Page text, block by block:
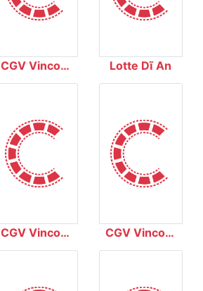
CGV Vincom
Royal City
Lotte Dĩ An
CGV Vincom
Đồng Khởi
CGV Vincom
Hạ Long